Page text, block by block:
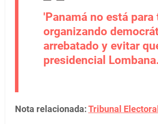
'Panamá no está
organizando
arrebatado y evitar
presidencial Lombana.
Nota relacionada:Tribunal